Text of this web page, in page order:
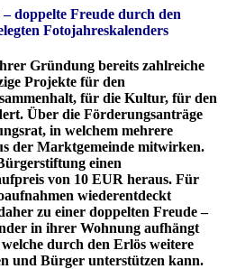
doppelte Freude durch den
Fotojahreskalenders
Gründung bereits zahlreiche
Projekte für den
für die Kultur, für den
Über die Förderungsanträge
in welchem mehrere
der Marktgemeinde mitwirken.
einen
von 10 EUR heraus. Für
wiederentdeckt
zu einer doppelten Freude –
in ihrer Wohnung aufhängt
durch den Erlös weitere
und Bürger unterstützen kann.